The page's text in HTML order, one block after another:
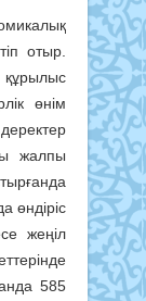
отыр.
өнім
жалпы
өндіріс
жеңіл
585